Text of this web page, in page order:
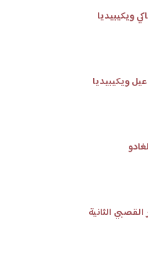
ويكيبيديا
ويكيبيديا
الثانية